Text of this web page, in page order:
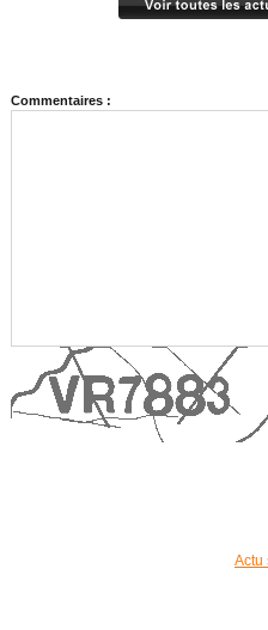
Commentaires :
Actu